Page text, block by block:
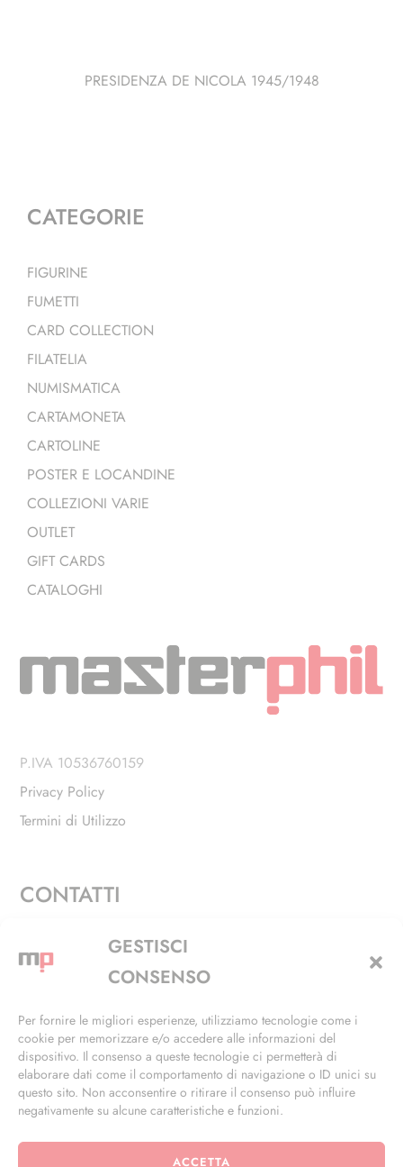
GESTISCI
CONSENSO
Per fornire le migliori esperienze, utilizziamo tecnologie come i
cookie per memorizzare e/o accedere alle informazioni del
dispositivo. Il consenso a queste tecnologie ci permetterà di
elaborare dati come il comportamento di navigazione o ID unici su
questo sito. Non acconsentire o ritirare il consenso può influire
negativamente su alcune caratteristiche e funzioni.
ACCETTA
PRESIDENZA DE NICOLA 1945/1948
CATEGORIE
FIGURINE
FUMETTI
CARD COLLECTION
FILATELIA
NUMISMATICA
CARTAMONETA
CARTOLINE
POSTER E LOCANDINE
COLLEZIONI VARIE
OUTLET
GIFT CARDS
CATALOGHI
P.IVA 10536760159
Privacy Policy
Termini di Utilizzo
CONTATTI
Via Alfieri, 27 - Trezzano Sul Naviglio (MI)
+39 02 4846 3155
info@masterphil.it